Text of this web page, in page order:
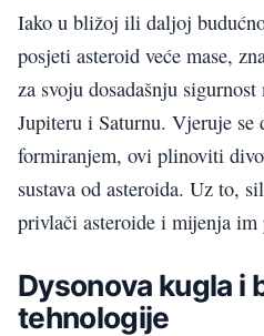
Iako u bližoj ili daljoj
posjeti asteroid veće mase,
za svoju dosadašnju
Jupiteru i Saturnu. Vjeruje se
formiranjem, ovi plinoviti
sustava od asteroida. Uz to,
privlači asteroide i mijenja im
Dysonova kugla i
tehnologije